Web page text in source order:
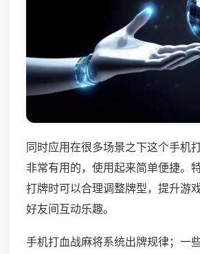
同时应用在很多场景之下这个手机
非常有用的，使用起来简单便捷。
打牌时可以合理调整牌型，提升游
好友间互动乐趣。
手机打血战麻将系统出牌规律；一